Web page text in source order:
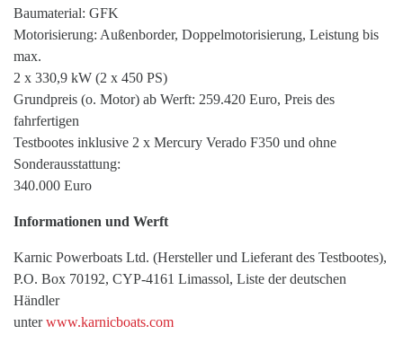
Baumaterial: GFK
Motorisierung: Außenborder, Doppelmotorisierung, Leistung bis
max.
2 x 330,9 kW (2 x 450 PS)
Grundpreis (o. Motor) ab Werft: 259.420 Euro, Preis des
fahrfertigen
Testbootes inklusive 2 x Mercury Verado F350 und ohne
Sonderausstattung:
340.000 Euro
Informationen und Werft
Karnic Powerboats Ltd. (Hersteller und Lieferant des Testbootes),
P.O. Box 70192, CYP-4161 Limassol, Liste der deutschen
Händler
unterwww.karnicboats.com